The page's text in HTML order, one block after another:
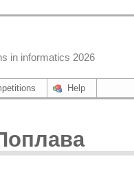
in informatics 2026
Help